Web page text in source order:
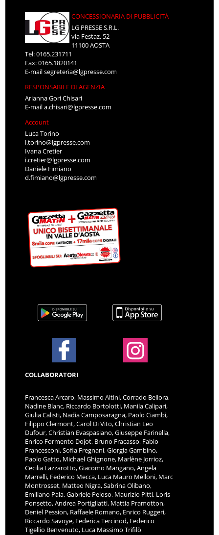
CONCESSIONARIA DI PUBBLICITÀ
LG PRESSE S.R.L.
via Festaz, 52
11100 AOSTA
Tel: 0165.231711
Fax: 0165.1820141
E-mailsegreteria@lgpresse.com
RESPONSABILE DI AGENZIA
Arianna Gori Chisari
E-maila.chisari@lgpresse.com
Account
Luca Torino
l.torino@lgpresse.com
Ivana Cretier
i.cretier@lgpresse.com
Daniele Fimiano
d.fimiano@lgpresse.com
COLLABORATORI
Francesca Arcaro, Massimo Altini, Corrado Bellora,
Nadine Blanc, Riccardo Bortolotti, Manila Calipari,
Giulia Calisti, Nadia Camposaragna, Paolo Ciambi,
Filippo Clermont, Carol Di Vito, Christian Leo
Dufour, Christian Evaspasiano, Giuseppe Farinella,
Enrico Formento Dojot, Bruno Fracasso, Fabio
Francesconi, Sofia Fregnani, Giorgia Gambino,
Paolo Gatto, Michael Ghignone, Marlène Jorrioz,
Cecilia Lazzarotto, Giacomo Mangano, Angela
Marrelli, Federico Mecca, Luca Mauro Melloni, Marc
Montrosset, Matteo Nigra, Sabrina Olibano,
Emiliano Pala, Gabriele Peloso, Maurizio Pitti, Loris
Ponsetto, Andrea Portigliatti, Mattia Pramotton,
Deniel Pession, Raffaele Romano, Enrico Ruggeri,
Riccardo Savoye, Federica Tercinod, Federico
Tigellio Benvenuto, Luca Massimo Trifilò